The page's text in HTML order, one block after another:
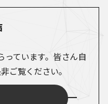
っています。皆さん自
ご覧ください。